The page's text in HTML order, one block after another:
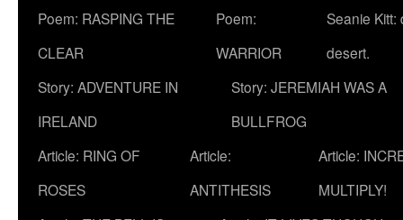
Poem: RASPING THE
CLEAR
Poem:
WARRIOR
Seanie Kitt:
desert.
Story: ADVENTURE IN
IRELAND
Story: JEREMIAH WAS A
BULLFROG
Article: RING OF
ROSES
Article:
ANTITHESIS
Article:
MULTIPLY!